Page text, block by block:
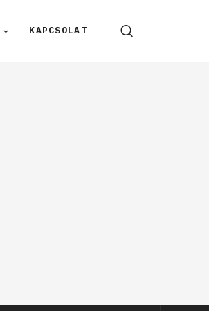
KAPCSOLAT